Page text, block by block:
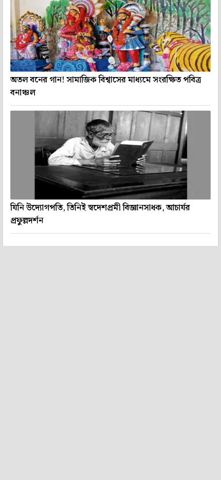
অতল বনের গান! সামাজিক বিশ্বাসের মাধ্যমে সংরক্ষিত পবিত্র
বনাঞ্চল
যিনি উদ্যোগপতি, তিনিই স্বদেশপ্রমী বিজ্ঞানসাধক, আচার্যর
প্রফুল্লদর্শন